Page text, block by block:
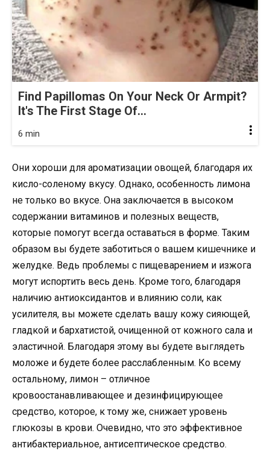
Find Papillomas On Your Neck Or Armpit?
It's The First Stage Of...
6 min
Они хороши для ароматизации овощей, благодаря их
кисло-соленому вкусу. Однако, особенность лимона
не только во вкусе. Она заключается в высоком
содержании витаминов и полезных веществ,
которые помогут всегда оставаться в форме. Таким
образом вы будете заботиться о вашем кишечнике и
желудке. Ведь проблемы с пищеварением и изжога
могут испортить весь день. Кроме того, благодаря
наличию антиоксидантов и влиянию соли, как
усилителя, вы можете сделать вашу кожу сияющей,
гладкой и бархатистой, очищенной от кожного сала и
эластичной. Благодаря этому вы будете выглядеть
моложе и будете более расслабленным. Ко всему
остальному, лимон – отличное
кровоостанавливающее и дезинфицирующее
средство, которое, к тому же, снижает уровень
глюкозы в крови. Очевидно, что это эффективное
антибактериальное, антисептическое средство.